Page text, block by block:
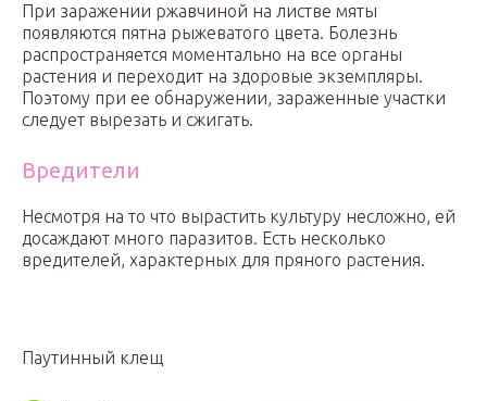
При заражении ржавчиной на листве мяты
появляются пятна рыжеватого цвета. Болезнь
распространяется моментально на все органы
растения и переходит на здоровые экземпляры.
Поэтому при ее обнаружении, зараженные участки
следует вырезать и сжигать.
Вредители
Несмотря на то что вырастить культуру несложно, ей
досаждают много паразитов. Есть несколько
вредителей, характерных для пряного растения.
Паутинный клещ